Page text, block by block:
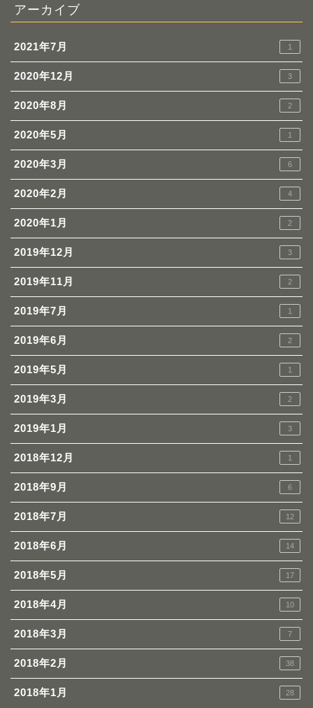
アーカイブ
2021年7月 1
2020年12月 3
2020年8月 2
2020年5月 1
2020年3月 6
2020年2月 4
2020年1月 2
2019年12月 3
2019年11月 2
2019年7月 1
2019年6月 2
2019年5月 1
2019年3月 2
2019年1月 3
2018年12月 1
2018年9月 6
2018年7月 12
2018年6月 14
2018年5月 17
2018年4月 10
2018年3月 7
2018年2月 38
2018年1月 28